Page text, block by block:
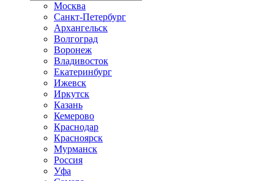
Москва
Санкт-Петербург
Архангельск
Волгоград
Воронеж
Владивосток
Екатеринбург
Ижевск
Иркутск
Казань
Кемерово
Краснодар
Красноярск
Мурманск
Россия
Уфа